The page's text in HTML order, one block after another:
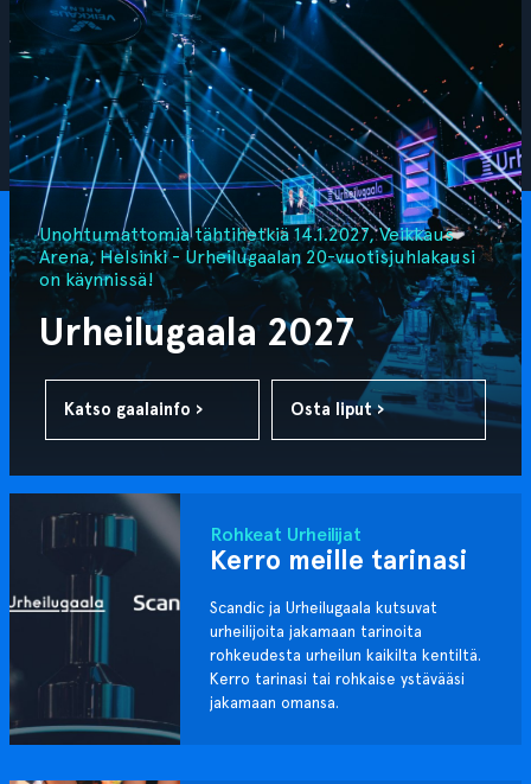
Unohtumattomia tähtihetkiä 14.1.2027, Veikkaus
Arena, Helsinki - Urheilugaalan 20-vuotisjuhlakausi
on käynnissä!
Urheilugaala 2027
Katso gaalainfo › Osta liput ›
Rohkeat Urheilijat
Kerro meille tarinasi
Scandic ja Urheilugaala kutsuvat
urheilijoita jakamaan tarinoita
rohkeudesta urheilun kaikilta kentiltä.
Kerro tarinasi tai rohkaise ystävääsi
jakamaan omansa.